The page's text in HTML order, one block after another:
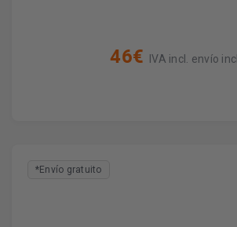
46€ IVA incl. envío incl.
*Envío gratuito